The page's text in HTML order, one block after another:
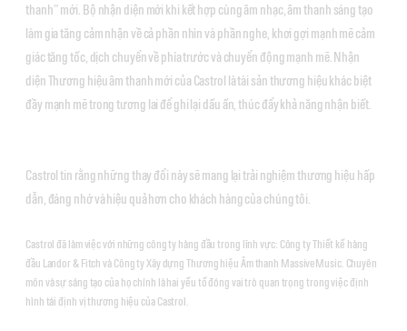
thanh” mới. Bộ nhận diện mới khi kết hợp cùng âm nhạc, âm thanh sáng tạo
làm gia tăng cảm nhận về cả phần nhìn và phần nghe, khơi gợi mạnh mẽ cảm
giác tăng tốc, dịch chuyển về phía trước và chuyển động mạnh mẽ. Nhận
diện Thương hiệu âm thanh mới của Castrol là tài sản thương hiệu khác biệt
đầy mạnh mẽ trong tương lai để ghi lại dấu ấn, thúc đẩy khả năng nhận biết.
Castrol tin rằng những thay đổi này sẽ mang lại trải nghiệm thương hiệu hấp
dẫn, đáng nhớ và hiệu quả hơn cho khách hàng của chúng tôi.
Castrol đã làm việc với những công ty hàng đầu trong lĩnh vực: Công ty Thiết kế hàng
đầu Landor & Fitch và Công ty Xây dựng Thương hiệu Âm thanh MassiveMusic. Chuyên
môn và sự sáng tạo của họ chính là hai yếu tố đóng vai trò quan trọng trong việc định
hình tái định vị thương hiệu của Castrol.